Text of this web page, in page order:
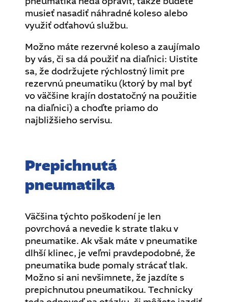
musieť nasadiť náhradné koleso alebo
využiť odťahovú službu.
Možno máte rezervné koleso a zaujímalo
by vás, či sa dá použiť na diaľnici: Uistite
sa, že dodržujete rýchlostný limit pre
rezervnú pneumatiku (ktorý by mal byť
vo väčšine krajín dostatočný na použitie
na diaľnici) a choďte priamo do
najbližšieho servisu.
Prepichnutá
pneumatika
Väčšina týchto poškodení je len
povrchová a nevedie k strate tlaku v
pneumatike. Ak však máte v pneumatike
dlhší klinec, je veľmi pravdepodobné, že
pneumatika bude pomaly strácať tlak.
Možno si ani nevšimnete, že jazdíte s
prepichnutou pneumatikou. Technicky